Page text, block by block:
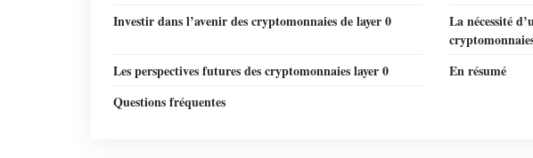
Investir dans l’avenir des cryptomonnaies de layer 0
La nécessité
Les perspectives futures des cryptomonnaies layer 0
En résumé
Questions fréquentes